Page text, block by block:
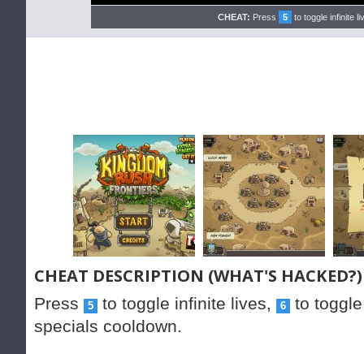
CHEAT: Press 5 to toggle infinite
CHEAT DESCRIPTION (WHAT'S HACKED?)
Press 5 to toggle infinite lives, 6
to
specials cooldown.